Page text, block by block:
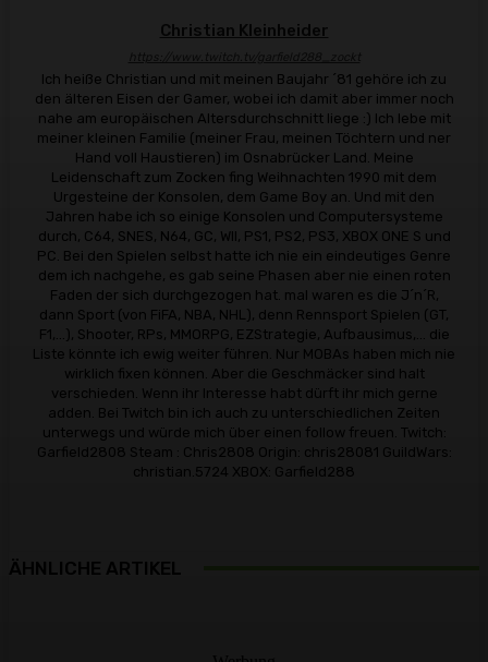
Christian Kleinheider
Ich heiße Christian und mit meinen Baujahr ´81 gehöre ich zu
den älteren Eisen der Gamer, wobei ich damit aber immer noch
nahe am europäischen Altersdurchschnitt liege :) Ich lebe mit
meiner kleinen Familie (meiner Frau, meinen Töchtern und ner
Hand voll Haustieren) im Osnabrücker Land. Meine
Leidenschaft zum Zocken fing Weihnachten 1990 mit dem
Urgesteine der Konsolen, dem Game Boy an. Und mit den
Jahren habe ich so einige Konsolen und Computersysteme
durch, C64, SNES, N64, GC, WII, PS1, PS2, PS3, XBOX ONE S und
PC. Bei den Spielen selbst hatte ich nie ein eindeutiges Genre
dem ich nachgehe, es gab seine Phasen aber nie einen roten
Faden der sich durchgezogen hat. mal waren es die J´n´R,
dann Sport (von FiFA, NBA, NHL), denn Rennsport Spielen (GT,
F1,...), Shooter, RPs, MMORPG, EZStrategie, Aufbausimus,... die
Liste könnte ich ewig weiter führen. Nur MOBAs haben mich nie
wirklich fixen können. Aber die Geschmäcker sind halt
verschieden. Wenn ihr Interesse habt dürft ihr mich gerne
adden. Bei Twitch bin ich auch zu unterschiedlichen Zeiten
unterwegs und würde mich über einen follow freuen. Twitch:
Garfield2808 Steam : Chris2808 Origin: chris28081 GuildWars:
christian.5724 XBOX: Garfield288
ÄHNLICHE ARTIKEL